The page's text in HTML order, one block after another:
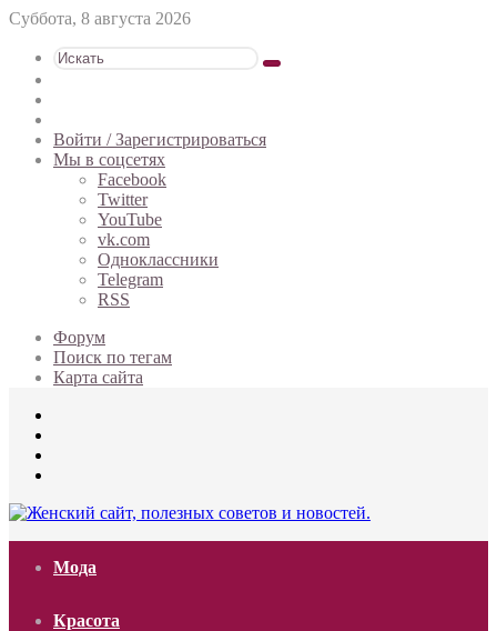
Суббота, 8 августа 2026
Искать
статья
Войти / Зарегистрироваться
Мы в соцсетях
Facebook
Twitter
YouTube
vk.com
Одноклассники
Telegram
RSS
Форум
Поиск по тегам
Карта сайта
Мода
Красота